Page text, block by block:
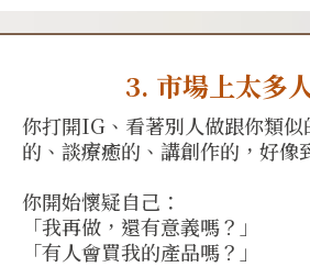
3. 市場上太多
你打開IG、看著別人做跟你類似
的、談療癒的、講創作的，好像
你開始懷疑自己：
「我再做，還有意義嗎？」
「有人會買我的產品嗎？」